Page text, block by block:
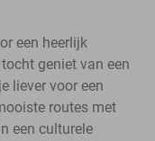
een heerlijk
geniet van een
liever voor een
routes met
een culturele